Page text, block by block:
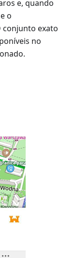
e, quando
o
conjunto exato
no